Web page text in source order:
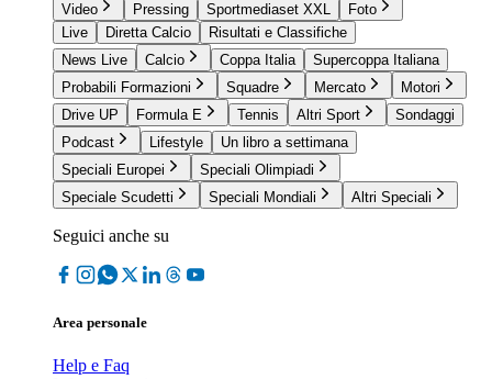
Video Pressing Sportmediaset XXL
Foto
Live
Diretta Calcio
Risultati e Classifiche
News Live
Calcio Coppa Italia
Supercoppa Italiana
Probabili Formazioni
Squadre Mercato
Motori
Drive UP
Formula E Tennis Altri Sport
Sondaggi
Podcast
Lifestyle
Un libro a settimana
Speciali Europei
Speciali Olimpiadi
Speciale Scudetti
Speciali Mondiali Altri Speciali
Seguici anche su
Area personale
Help e Faq